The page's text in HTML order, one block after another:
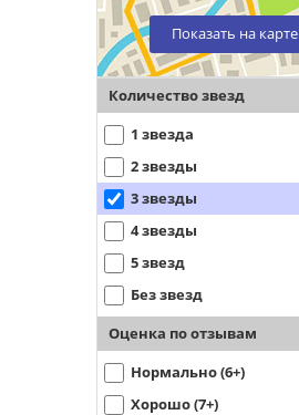
Показать на карте
Количество звезд
1 звезда
2 звезды
3 звезды
4 звезды
5 звезд
Без звезд
Оценка по отзывам
Нормально (6+)
Хорошо (7+)